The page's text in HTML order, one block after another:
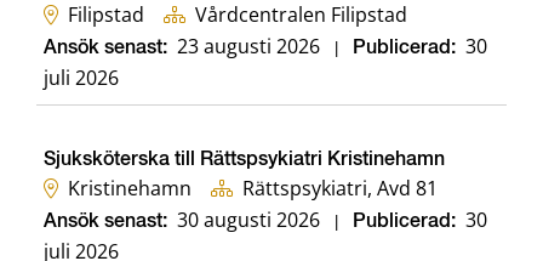
Filipstad Vårdcentralen Filipstad
Ansök senast: 23 augusti 2026 Publicerad: 30
juli 2026
Sjuksköterska till Rättspsykiatri Kristinehamn
Kristinehamn Rättspsykiatri, Avd 81
Ansök senast: 30 augusti 2026 Publicerad: 30
juli 2026